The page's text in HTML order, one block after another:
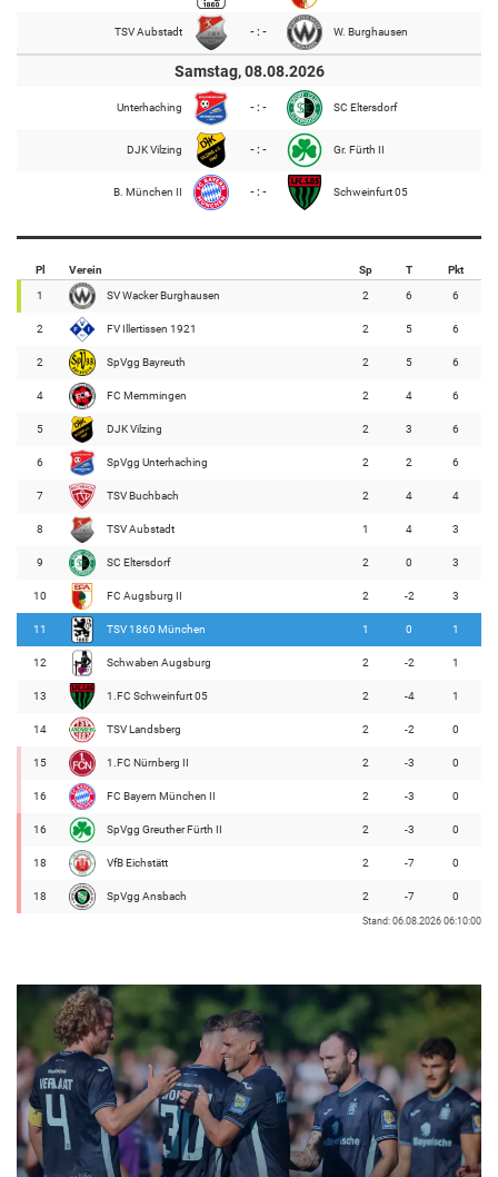
TSV Aubstadt - : - W. Burghausen
Samstag, 08.08.2026
Unterhaching - : - SC Eltersdorf
DJK Vilzing - : - Gr. Fürth II
B. München II - : - Schweinfurt 05
Pl Verein Sp T Pkt
1 SV Wacker Burghausen 2 6 6
2 FV Illertissen 1921 2 5 6
2 SpVgg Bayreuth 2 5 6
4 FC Memmingen 2 4 6
5 DJK Vilzing 2 3 6
6 SpVgg Unterhaching 2 2 6
7 TSV Buchbach 2 4 4
8 TSV Aubstadt 1 4 3
9 SC Eltersdorf 2 0 3
10 FC Augsburg II 2 -2 3
11 TSV 1860 München 1 0 1
12 Schwaben Augsburg 2 -2 1
13 1.FC Schweinfurt 05 2 -4 1
14 TSV Landsberg 2 -2 0
15 1.FC Nürnberg II 2 -3 0
16 FC Bayern München II 2 -3 0
16 SpVgg Greuther Fürth II 2 -3 0
18 VfB Eichstätt 2 -7 0
18 SpVgg Ansbach 2 -7 0
Stand: 06.08.2026 06:10:00